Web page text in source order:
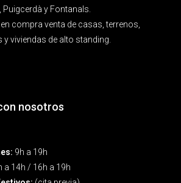
Puigcerdà y Fontanals.
compra venta de casas, terrenos,
viviendas de alto standing.
nosotros
9h a 19h
a 14h / 16h a 19h